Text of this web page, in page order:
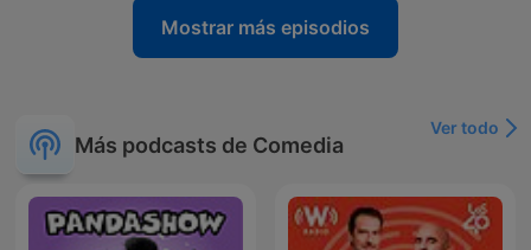
Mostrar más episodios
Más podcasts de Comedia
Ver todo